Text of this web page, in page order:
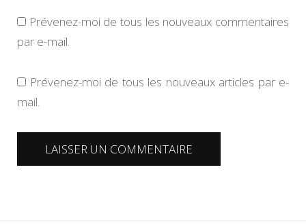
Prévenez-moi de tous les nouveaux commentaires
par e-mail.
Prévenez-moi de tous les nouveaux articles par e-
mail.